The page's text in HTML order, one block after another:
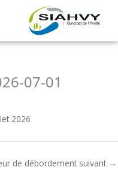
07-01
2026
de débordement suivant →